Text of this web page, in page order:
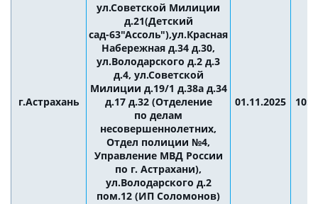
г.Астрахань
ул.Советской Милиции
д.21(Детский
сад-63"Ассоль"),ул.Красная
Набережная д.34 д.30,
ул.Володарского д.2 д.3
д.4, ул.Советской
Милиции д.19/1 д.38а д.34
д.17 д.32 (Отделение
по делам
несовершеннолетних,
Отдел полиции №4,
Управление МВД России
по г. Астрахани),
ул.Володарского д.2
пом.12 (ИП Соломонов)
01.11.2025